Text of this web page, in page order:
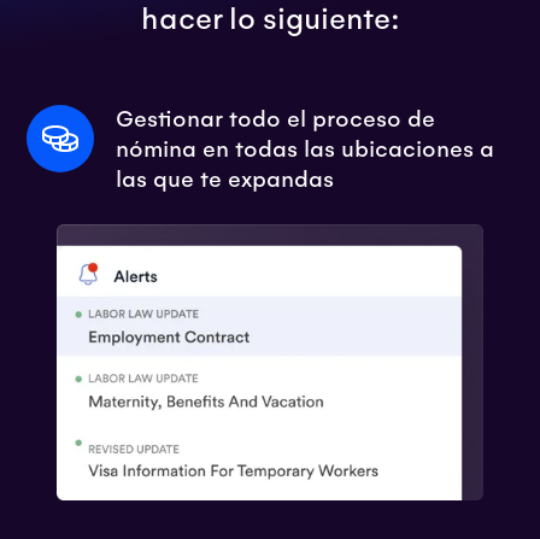
hacer lo siguiente:
Gestionar todo el proceso de
nómina en todas las ubicaciones a
las que te expandas